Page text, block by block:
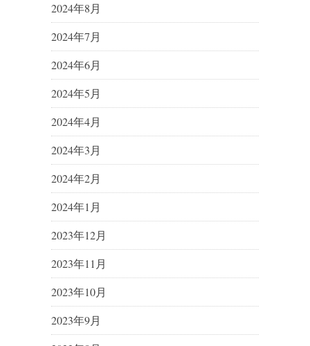
2024年8月
2024年7月
2024年6月
2024年5月
2024年4月
2024年3月
2024年2月
2024年1月
2023年12月
2023年11月
2023年10月
2023年9月